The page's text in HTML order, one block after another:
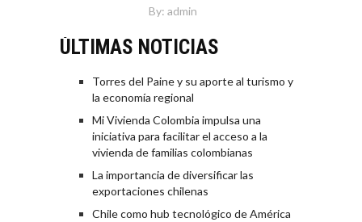
By: admin
ÚLTIMAS NOTICIAS
Torres del Paine y su aporte al turismo y
la economía regional
Mi Vivienda Colombia impulsa una
iniciativa para facilitar el acceso a la
vivienda de familias colombianas
La importancia de diversificar las
exportaciones chilenas
Chile como hub tecnológico de América